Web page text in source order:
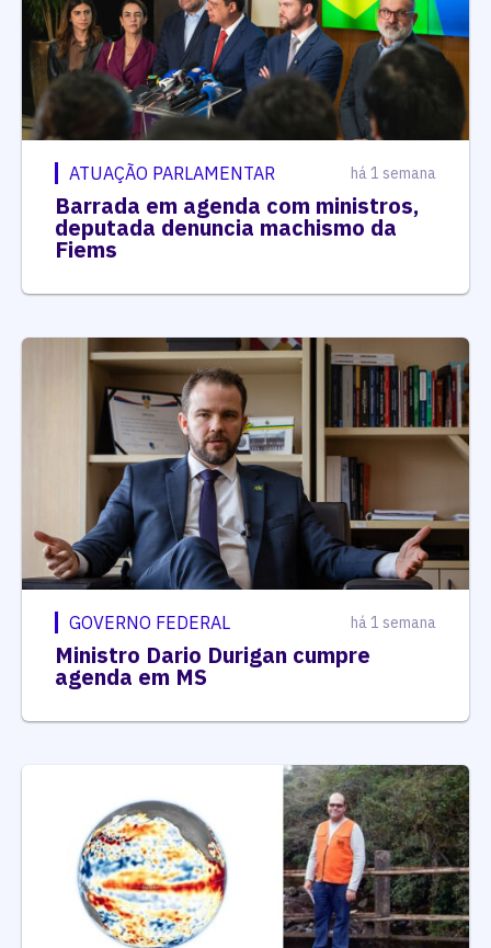
ATUAÇÃO PARLAMENTAR há 1 semana
Barrada em agenda com ministros,
deputada denuncia machismo da
Fiems
GOVERNO FEDERAL há 1 semana
Ministro Dario Durigan cumpre
agenda em MS